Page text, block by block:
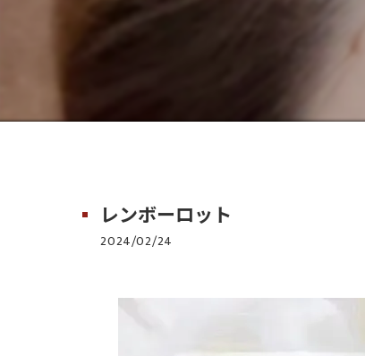
colette. 玉造
レンボーロット
2024/02/24